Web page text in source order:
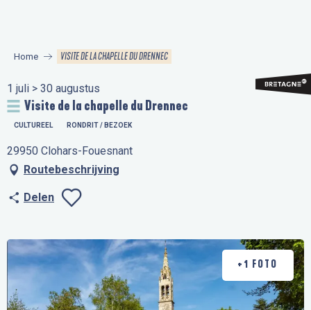
principal
Home VISITE DE LA CHAPELLE DU DRENNEC
1 juli > 30 augustus
Visite de la chapelle du Drennec
CULTUREEL RONDRIT / BEZOEK
29950 Clohars-Fouesnant
Routebeschrijving
Delen
+1 FOTO